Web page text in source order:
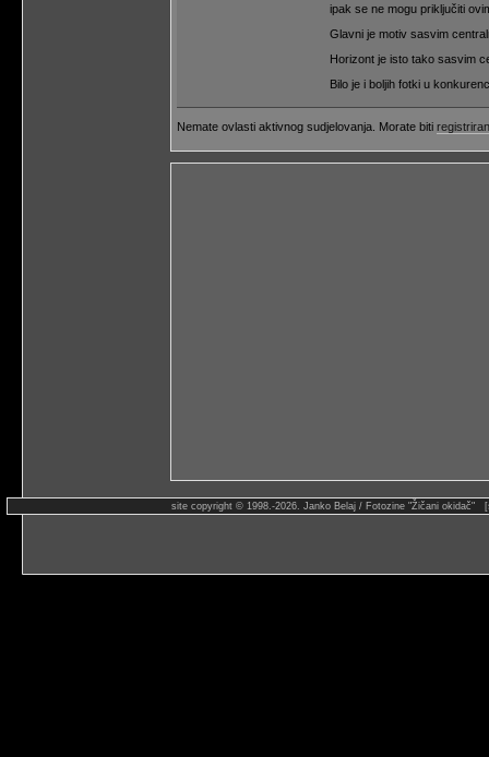
ipak se ne mogu priključiti
Glavni je motiv sasvim
Horizont je isto tako sasvim
Bilo je i boljih fotki u
Nemate ovlasti aktivnog sudjelovanja. Morate biti
site copyright © 1998.-2026. Janko Belaj / Fotozine "Žičani okidač"